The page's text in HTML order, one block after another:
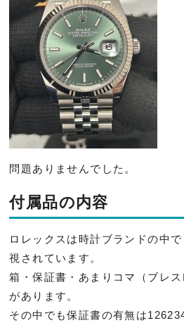
問題ありませんでした。
付属品の内容
ロレックスは時計ブランドの中
視されてい ます。
箱・保証書・あまりコマ（ブレス
があります。
その中でも保証書の有無は